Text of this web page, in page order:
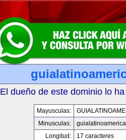
El dueño de este dominio lo
Mayusculas:
Minusculas:
Longitud:
17 caracteres